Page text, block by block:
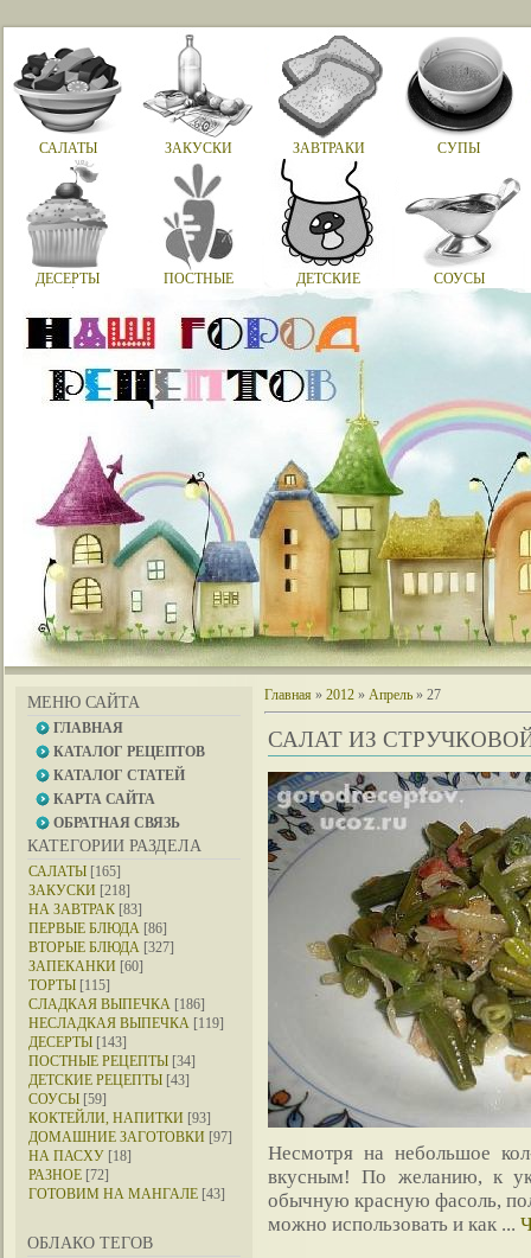
САЛАТЫ ЗАКУСКИ ЗАВТРАКИ СУПЫ
ДЕСЕРТЫ ПОСТНЫЕ ДЕТСКИЕ СОУСЫ
МЕНЮ САЙТА
ГЛАВНАЯ
КАТАЛОГ РЕЦЕПТОВ
КАТАЛОГ СТАТЕЙ
КАРТА САЙТА
ОБРАТНАЯ СВЯЗЬ
КАТЕГОРИИ РАЗДЕЛА
САЛАТЫ [165]
ЗАКУСКИ [218]
НА ЗАВТРАК [83]
ПЕРВЫЕ БЛЮДА [86]
ВТОРЫЕ БЛЮДА [327]
ЗАПЕКАНКИ [60]
ТОРТЫ [115]
СЛАДКАЯ ВЫПЕЧКА [186]
НЕСЛАДКАЯ ВЫПЕЧКА [119]
ДЕСЕРТЫ [143]
ПОСТНЫЕ РЕЦЕПТЫ [34]
ДЕТСКИЕ РЕЦЕПТЫ [43]
СОУСЫ [59]
КОКТЕЙЛИ, НАПИТКИ [93]
ДОМАШНИЕ ЗАГОТОВКИ [97]
НА ПАСХУ [18]
РАЗНОЕ [72]
ГОТОВИМ НА МАНГАЛЕ [43]
ОБЛАКО ТЕГОВ
Главная » 2012 » Апрель » 27
САЛАТ ИЗ
Несмотря на небольшое
вкусным! По желанию, к
обычную красную фасоль,
можно использовать и как ...